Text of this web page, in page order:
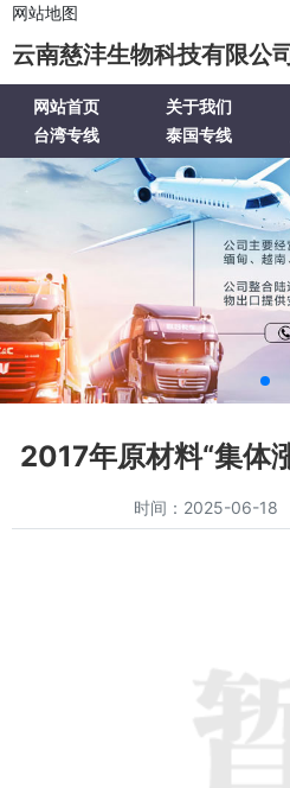
网站地图
云南慈沣生物科技有限公司
网站首页 关于我们
台湾专线
泰国专线
2017年原材料“集体
时间：2025-06-18